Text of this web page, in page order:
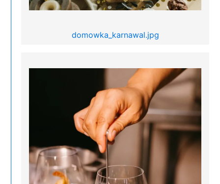
domowka_karnawal.jpg